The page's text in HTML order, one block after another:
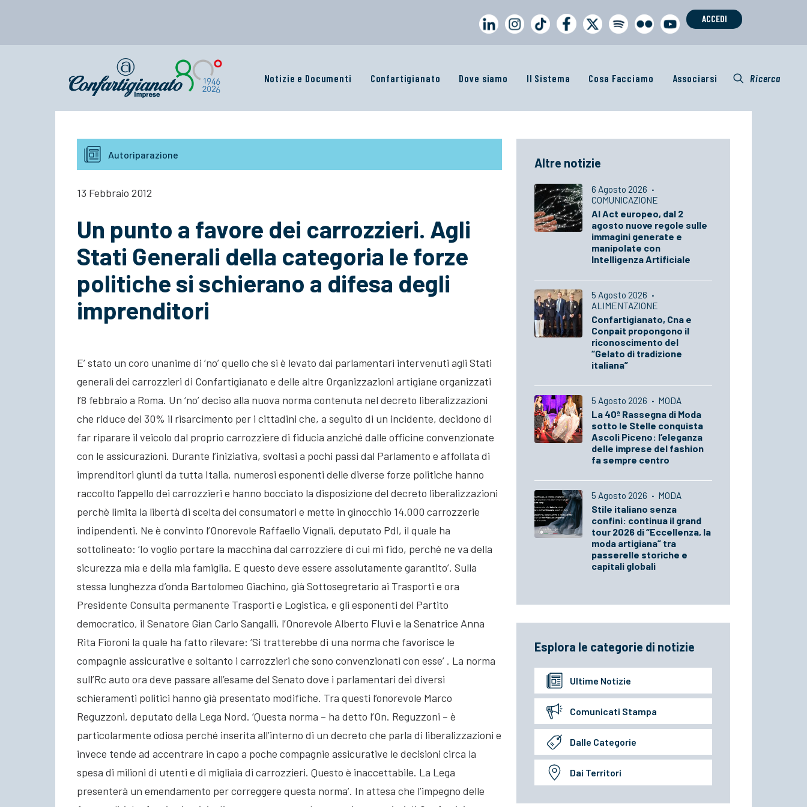
ACCEDI
Notizie e Documenti Confartigianato Dove siamo Il Sistema Cosa Facciamo Associarsi Ricerca
Autoriparazione
13 Febbraio 2012
Un punto a favore dei carrozzieri. Agli
Stati Generali della categoria le forze
politiche si schierano a difesa degli
imprenditori
E’ stato un coro unanime di ‘no’ quello che si è levato dai parlamentari intervenuti agli Stati
generali dei carrozzieri di Confartigianato e delle altre Organizzazioni artigiane organizzati
l’8 febbraio a Roma. Un ‘no’ deciso alla nuova norma contenuta nel decreto liberalizzazioni
che riduce del 30% il risarcimento per i cittadini che, a seguito di un incidente, decidono di
far riparare il veicolo dal proprio carrozziere di fiducia anziché dalle officine convenzionate
con le assicurazioni. Durante l’iniziativa, svoltasi a pochi passi dal Parlamento e affollata di
imprenditori giunti da tutta Italia, numerosi esponenti delle diverse forze politiche hanno
raccolto l’appello dei carrozzieri e hanno bocciato la disposizione del decreto liberalizzazioni
perchè limita la libertà di scelta dei consumatori e mette in ginocchio 14.000 carrozzerie
indipendenti. Ne è convinto l’Onorevole Raffaello Vignali, deputato Pdl, il quale ha
sottolineato: ‘Io voglio portare la macchina dal carrozziere di cui mi fido, perché ne va della
sicurezza mia e della mia famiglia. E questo deve essere assolutamente garantito’. Sulla
stessa lunghezza d’onda Bartolomeo Giachino, già Sottosegretario ai Trasporti e ora
Presidente Consulta permanente Trasporti e Logistica, e gli esponenti del Partito
democratico, il Senatore Gian Carlo Sangalli, l’Onorevole Alberto Fluvi e la Senatrice Anna
Rita Fioroni la quale ha fatto rilevare: ‘Si tratterebbe di una norma che favorisce le
compagnie assicurative e soltanto i carrozzieri che sono convenzionati con esse’ . La norma
sull’Rc auto ora deve passare all’esame del Senato dove i parlamentari dei diversi
schieramenti politici hanno già presentato modifiche. Tra questi l’onorevole Marco
Reguzzoni, deputato della Lega Nord. ‘Questa norma – ha detto l’On. Reguzzoni – è
particolarmente odiosa perché inserita all’interno di un decreto che parla di liberalizzazioni e
invece tende ad accentrare in capo a poche compagnie assicurative le decisioni circa la
spesa di milioni di utenti e di migliaia di carrozzieri. Questo è inaccettabile. La Lega
presenterà un emendamento per correggere questa norma’. In attesa che l’impegno delle
Altre notizie
6 Agosto 2026 ·
COMUNICAZIONE
AI Act europeo, dal 2
agosto nuove regole sulle
immagini generate e
manipolate con
Intelligenza Artificiale
5 Agosto 2026 ·
ALIMENTAZIONE
Confartigianato, Cna e
Conpait propongono il
riconoscimento del
“Gelato di tradizione
italiana”
5 Agosto 2026 · MODA
La 40ª Rassegna di Moda
sotto le Stelle conquista
Ascoli Piceno: l’eleganza
delle imprese del fashion
fa sempre centro
5 Agosto 2026 · MODA
Stile italiano senza
confini: continua il grand
tour 2026 di “Eccellenza, la
moda artigiana” tra
passerelle storiche e
capitali globali
Esplora le categorie di notizie
Ultime Notizie
Comunicati Stampa
Dalle Categorie
Dai Territori